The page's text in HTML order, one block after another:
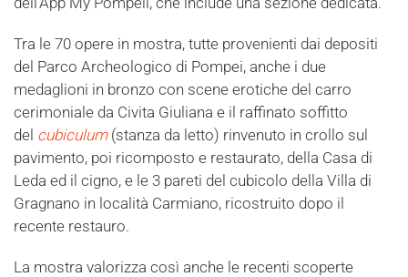
Tra le 70 opere in mostra, tutte provenienti dai depositi
del Parco Archeologico di Pompei, anche i due
medaglioni in bronzo con scene erotiche del carro
cerimoniale da Civita Giuliana e il raffinato soffitto
del cubiculum (stanza da letto) rinvenuto in crollo sul
pavimento, poi ricomposto e restaurato, della Casa di
Leda ed il cigno, e le 3 pareti del cubicolo della Villa di
Gragnano in località Carmiano, ricostruito dopo il
recente restauro.
La mostra valorizza così anche le recenti scoperte